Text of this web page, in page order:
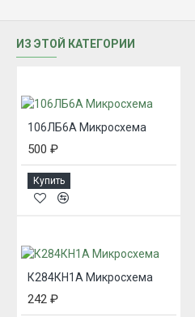
ИЗ ЭТОЙ КАТЕГОРИИ
106ЛБ6А Микросхема
500 ₽
Купить
К284КН1А Микросхема
242 ₽